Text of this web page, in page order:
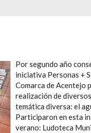
Por segundo año
iniciativa Personas +
Comarca de Acentejo
realización de
temática diversa: el
Participaron en esta
verano: Ludoteca